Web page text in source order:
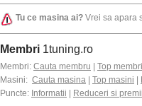
Tu ce masina ai? Vrei sa apara
Membri 1tuning.ro
Membri: Cauta membru
Top membri
Masini: Cauta masina Top masini
Puncte: Informatii Reduceri si premii